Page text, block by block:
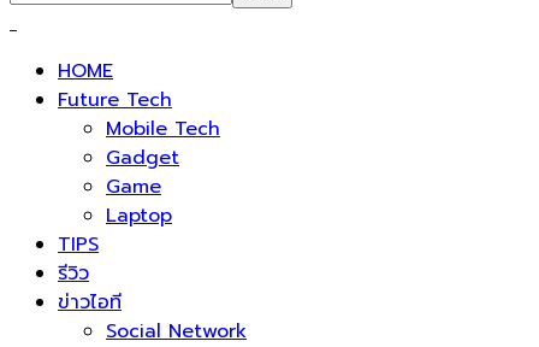
HOME
Future Tech
Mobile Tech
Gadget
Game
Laptop
TIPS
รีวิว
ข่าวไอที
Social Network